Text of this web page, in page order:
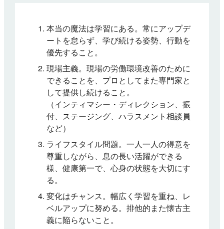
本当の魔法は学習にある。常にアップデ
ートを怠らず、学び続ける姿勢、行動を
優先すること。
現場主義。現場の労働環境改善のために
できることを、プロとしてまた専門家と
して提供し続けること。
（インティマシー・ディレクション、振
付、ステージング、ハラスメント相談員
など）
ライフスタイル問題。一人一人の得意を
尊重しながら、息の長い活躍ができる
様、健康第一で、心身の状態を大切にす
る。
変化はチャンス。幅広く学習を重ね、レ
ベルアップに努める。排他的また懐古主
義に陥らないこと。